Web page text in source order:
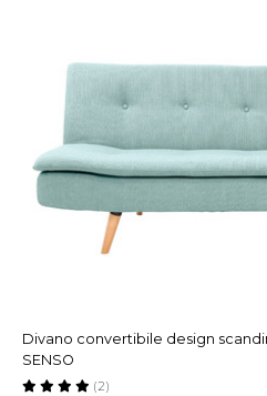
Divano convertibile design
SENSO
(2)